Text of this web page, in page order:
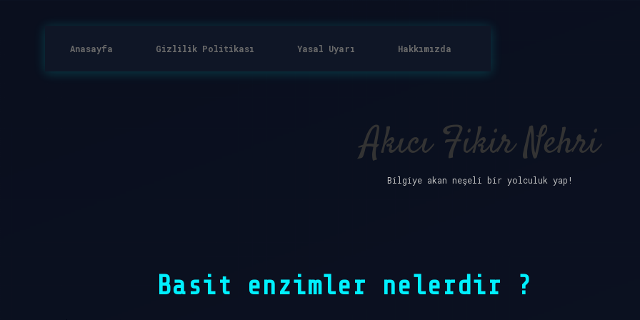
Anasayfa Gizlilik Politikası Yasal Uyarı Hakkımızda
Akıcı Fikir Nehri
Bilgiye akan neşeli bir yolculuk yap!
Basit enzimler nelerdir ?